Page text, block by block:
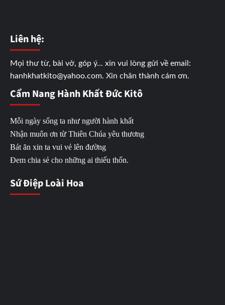
Liên hệ:
Mọi thư từ, bài vở, góp ý... xin vui lòng gửi về email:
hanhkhatkito@yahoo.com. Xin chân thành cám ơn.
Cẩm Nang Hành Khất Đức Kitô
Mỗi ngày sống ta như người hành khất
Nhận muôn ơn từ Thiên Chúa yêu thương
Bát ăn xin ta vui vẻ lên đường
Đem chia sẻ cho những ai thiếu thốn.
Sứ Điệp Loài Hoa